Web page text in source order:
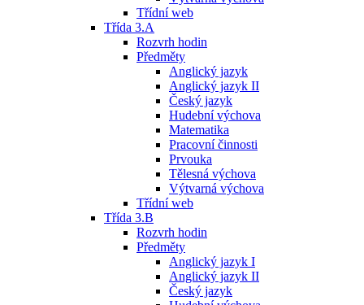
Třídní web
Třída 3.A
Rozvrh hodin
Předměty
Anglický jazyk
Anglický jazyk II
Český jazyk
Hudební výchova
Matematika
Pracovní činnosti
Prvouka
Tělesná výchova
Výtvarná výchova
Třídní web
Třída 3.B
Rozvrh hodin
Předměty
Anglický jazyk I
Anglický jazyk II
Český jazyk